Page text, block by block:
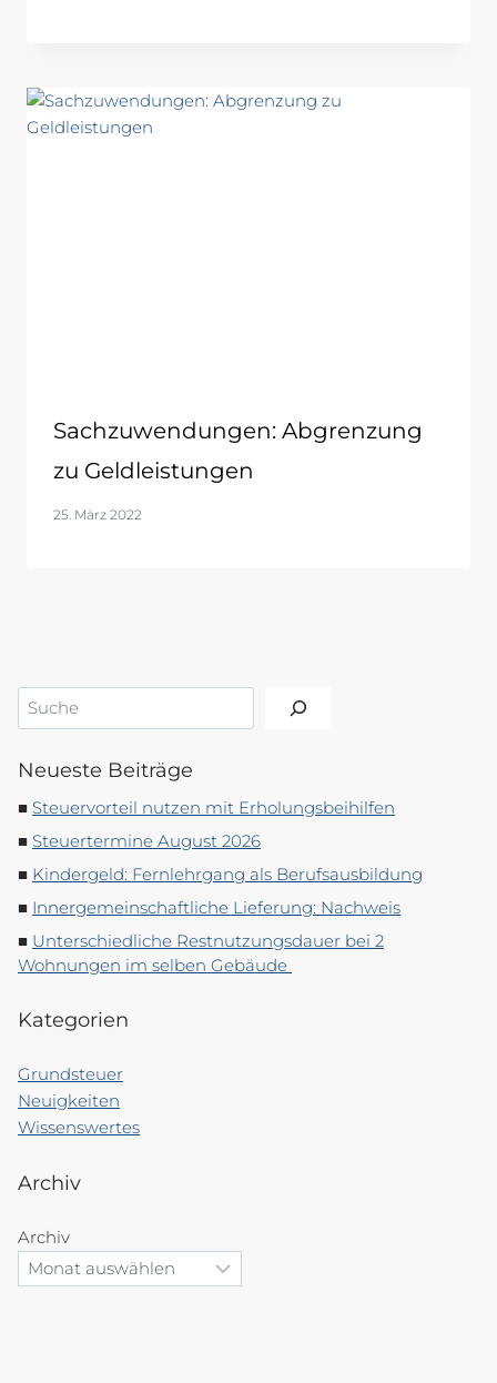
Sachzuwendungen: Abgrenzung
zu Geldleistungen
25. März 2022
Suchen
Neueste Beiträge
Steuervorteil nutzen mit Erholungsbeihilfen
Steuertermine August 2026
Kindergeld: Fernlehrgang als Berufsausbildung
Innergemeinschaftliche Lieferung: Nachweis
Unterschiedliche Restnutzungsdauer bei 2
Wohnungen im selben Gebäude
Kategorien
Grundsteuer
Neuigkeiten
Wissenswertes
Archiv
Archiv